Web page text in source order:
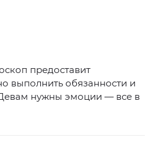
предоставит
выполнить обязанности и
нужны эмоции — все в